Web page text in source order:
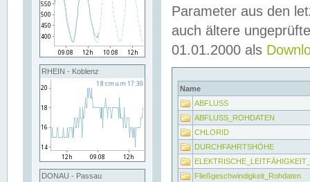
RHEIN - Koblenz
DONAU - Passau
Parameter aus den
auch ältere
01.01.2000 als
Name
ABFLUSS
ABFLUSS_ROHDATEN
CHLORID
DURCHFAHRTSHÖHE
Fließgeschwindigkeit_Rohdaten